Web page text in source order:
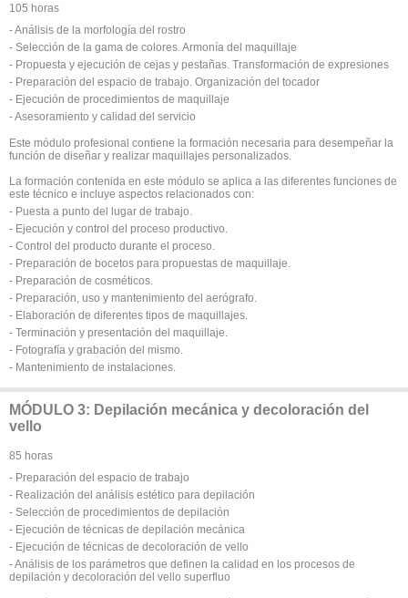
105 horas
- Análisis de la morfología del rostro
- Selección de la gama de colores. Armonía del maquillaje
- Propuesta y ejecución de cejas y pestañas. Transformación de expresiones
- Preparación del espacio de trabajo. Organización del tocador
- Ejecución de procedimientos de maquillaje
- Asesoramiento y calidad del servicio
Este módulo profesional contiene la formación necesaria para desempeñar la
función de diseñar y realizar maquillajes personalizados.
La formación contenida en este módulo se aplica a las diferentes funciones de
este técnico e incluye aspectos relacionados con:
- Puesta a punto del lugar de trabajo.
- Ejecución y control del proceso productivo.
- Control del producto durante el proceso.
- Preparación de bocetos para propuestas de maquillaje.
- Preparación de cosméticos.
- Preparación, uso y mantenimiento del aerógrafo.
- Elaboración de diferentes tipos de maquillajes.
- Terminación y presentación del maquillaje.
- Fotografía y grabación del mismo.
- Mantenimiento de instalaciones.
MÓDULO 3: Depilación mecánica y decoloración del
vello
85 horas
- Preparación del espacio de trabajo
- Realización del análisis estético para depilación
- Selección de procedimientos de depilación
- Ejecución de técnicas de depilación mecánica
- Ejecución de técnicas de decoloración de vello
- Análisis de los parámetros que definen la calidad en los procesos de
depilación y decoloración del vello superfluo